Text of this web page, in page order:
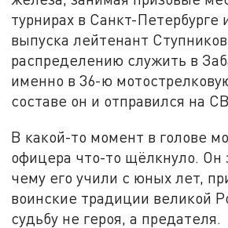
турнирах в Санкт-
выпуска лейтенант
распределению служить в
именно в 36-ю
составе он и отправился на
В какой-то момент в голове
офицера что-то щёлкнуло. Он
чему его учили с юных лет,
воинские традиции великой
судьбу не героя, а предателя.